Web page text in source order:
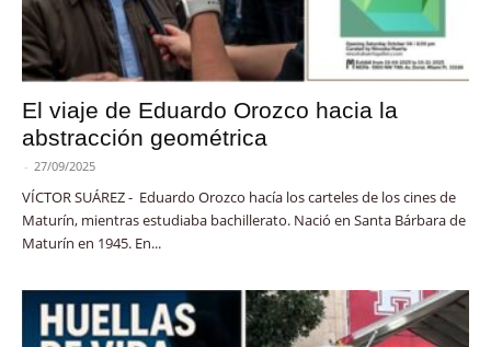
El viaje de Eduardo Orozco hacia la
abstracción geométrica
- 27/09/2025
VÍCTOR SUÁREZ - Eduardo Orozco hacía los carteles de los cines de
Maturín, mientras estudiaba bachillerato. Nació en Santa Bárbara de
Maturín en 1945. En...